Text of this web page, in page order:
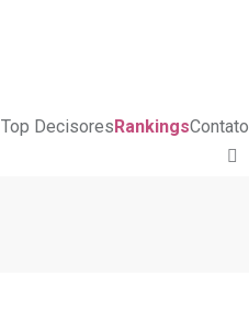
Top DecisoresRankingsContato